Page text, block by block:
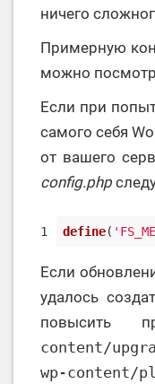
ничего
Примерную
можно
Если при
самого себя
от вашего
config.php
1 define(
Если
удалось
повысить
content/
wp-content/